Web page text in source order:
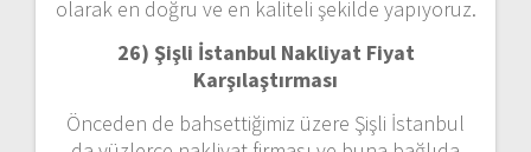
olarak en doğru ve en kaliteli şekilde yapıyoruz.
26) Şişli İstanbul Nakliyat Fiyat
Karşılaştırması
Önceden de bahsettiğimiz üzere Şişli İstanbul